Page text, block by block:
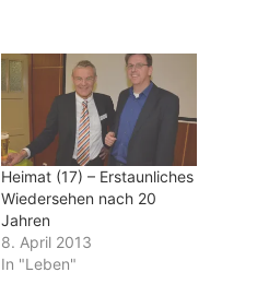
Heimat (17) – Erstaunliches
Wiedersehen nach 20
Jahren
8. April 2013
In "Leben"